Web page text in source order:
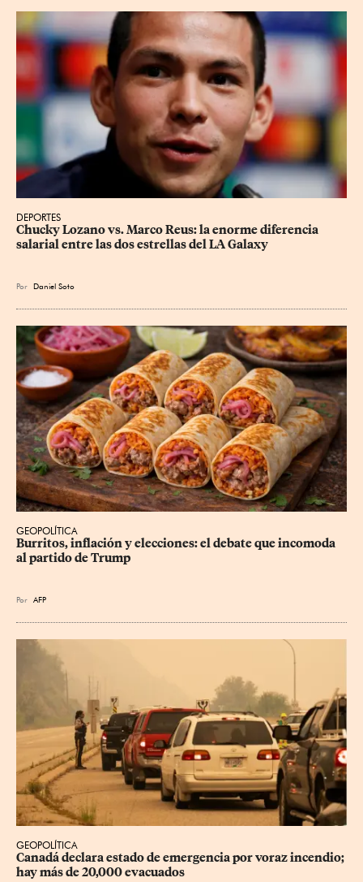
DEPORTES
Chucky Lozano vs. Marco Reus: la enorme diferencia
salarial entre las dos estrellas del LA Galaxy
Por Daniel Soto
GEOPOLÍTICA
Burritos, inflación y elecciones: el debate que incomoda
al partido de Trump
Por AFP
GEOPOLÍTICA
Canadá declara estado de emergencia por voraz incendio;
hay más de 20,000 evacuados